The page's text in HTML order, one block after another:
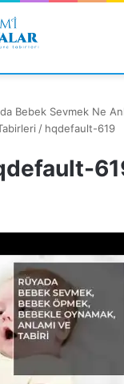
Bebek Sevmek Ne
/ hqdefault-619
Arayın